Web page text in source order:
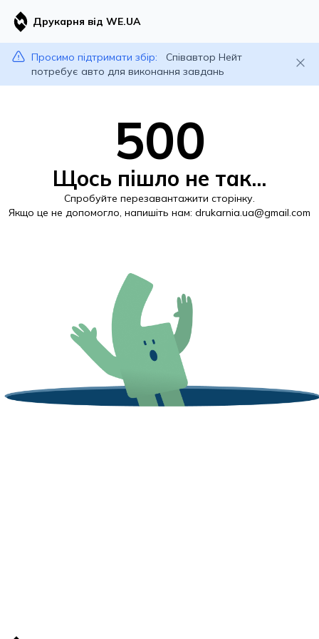
Друкарня від WE.UA
Просимо підтримати збір:
Співавтор Нейт
потребує авто для виконання завдань
500
Щось пішло не так...
Спробуйте перезавантажити сторінку.
Якщо це не допомогло, напишіть нам: drukarnia.ua@gmail.com